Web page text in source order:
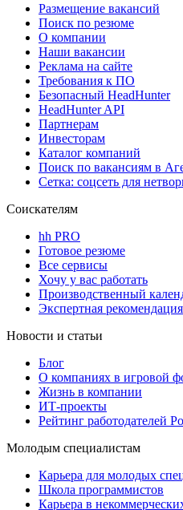
Размещение вакансий
Поиск по резюме
О компании
Наши вакансии
Реклама на сайте
Требования к ПО
Безопасный HeadHunter
HeadHunter API
Партнерам
Инвесторам
Каталог компаний
Поиск по вакансиям в
Сетка: соцсеть для
Соискателям
hh PRO
Готовое резюме
Все сервисы
Хочу у вас работать
Производственный
Экспертная рекомендация
Новости и статьи
Блог
О компаниях в игровой
Жизнь в компании
ИТ-проекты
Рейтинг работодателей
Молодым специалистам
Карьера для молодых
Школа программистов
Карьера в